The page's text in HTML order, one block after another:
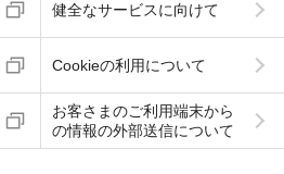
健全なサービスに向けて
Cookieの利用について
お客さまのご利用端末から
の情報の外部送信について